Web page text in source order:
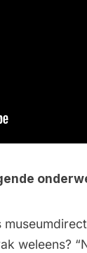
weleens?